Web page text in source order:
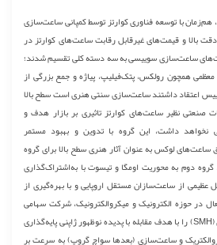
با توسعه فناوری کوارتز توسط کمپانی ساعت‌سازی
بالا و قیمت‌های غیرقابل رقابت ساعت‌های کوارتز در
ساعت‌سازی سوییسی به سه دسته کلی تقسیم شدند؛
همچون رولکس، پتک‌فیلیپ، پیاژه و جمع بزرگی از
اعتقاد داشتند ساعت‌سازی سنتی هنری است سطح بالا
نظیر ساعت‌های کوارتز تاثیری بر بازار هدف و
داشت، این گروه با تدوین و بهبود مستمر
ساعت‌های لوکس به عنوان آثار هنری سطح بالا برای گروه
دوم به محوریت اومگا و تیسوت با به‌اشتراک‌گذاری
از ساعت‌سازان مستقل اروپایی و با بهره‌گیری از
در حوزه الکترونیک و میکروالکترونیک، شرکت سهامی
صنایع میکروالکتریک و ساعت‌سازی (SMH) را با هدف مقابله با پدیده نوظهور ژاپنی پایه‌گذاری
و ساعت‌سازی (بعدها سواچ گروپ) به سرعت بر